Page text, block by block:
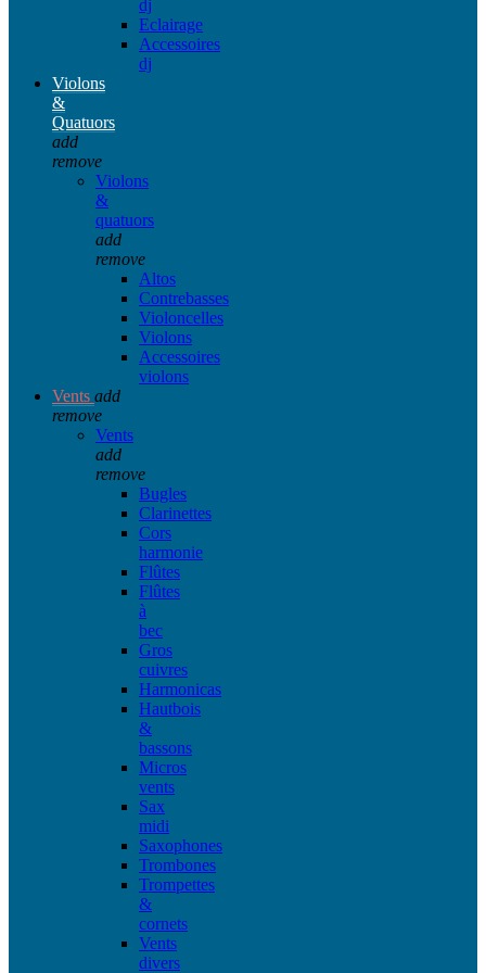
dj
Eclairage
Accessoires
dj
Violons
&
Quatuors
add
remove
Violons
&
quatuors
add
remove
Altos
Contrebasses
Violoncelles
Violons
Accessoires
violons
Vents add
remove
Vents
add
remove
Bugles
Clarinettes
Cors
harmonie
Flûtes
Flûtes
à
bec
Gros
cuivres
Harmonicas
Hautbois
&
bassons
Micros
vents
Sax
midi
Saxophones
Trombones
Trompettes
&
cornets
Vents
divers